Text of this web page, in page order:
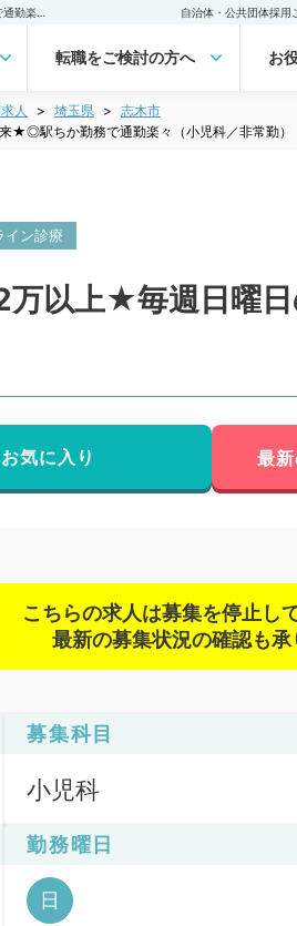
自治体・公共団体採用
転職をご検討の方へ お
人 埼玉県
志木市
★◎駅ちか勤務で通勤楽々（小児科／非常勤）
イン診療
万以上★毎週日曜
お気に入り 最
こちらの求人は募集を停止し
最新の募集状況の確認も承
募集科目
小児科
勤務曜日
日